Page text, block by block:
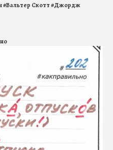
#Вальтер Скотт#Джордж